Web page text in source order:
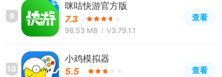
9
咪咕快游官方版
7.3
98.53 MB V3.79.1.1
查看
10
小鸡模拟器
5.5
查看